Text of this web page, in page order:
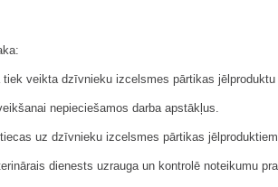
veikta dzīvnieku izcelsmes pārtikas
nepieciešamos darba apstākļus.
uz dzīvnieku izcelsmes pārtikas
dienests uzrauga un kontrolē noteikumu